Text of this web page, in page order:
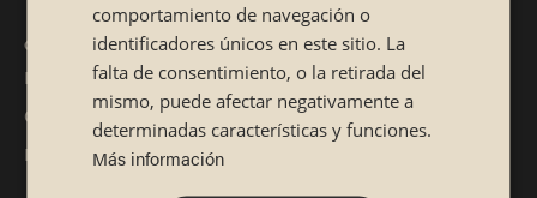
¿Te gusta la comida japonesa? Pásate ya por
nuestro restaurante japonés en León en el
centro de la ciudad y disfruta de la cocina
nipona como nunca antes.
comportamiento de navegación o
identificadores únicos en este sitio. La
falta de consentimiento, o la retirada del
mismo, puede afectar negativamente a
determinadas características y funciones.
Más información